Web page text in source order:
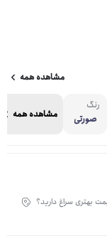
مشاهده همه
رنگ
صورتی
مشاهده همه
بهتری سراغ دارید؟